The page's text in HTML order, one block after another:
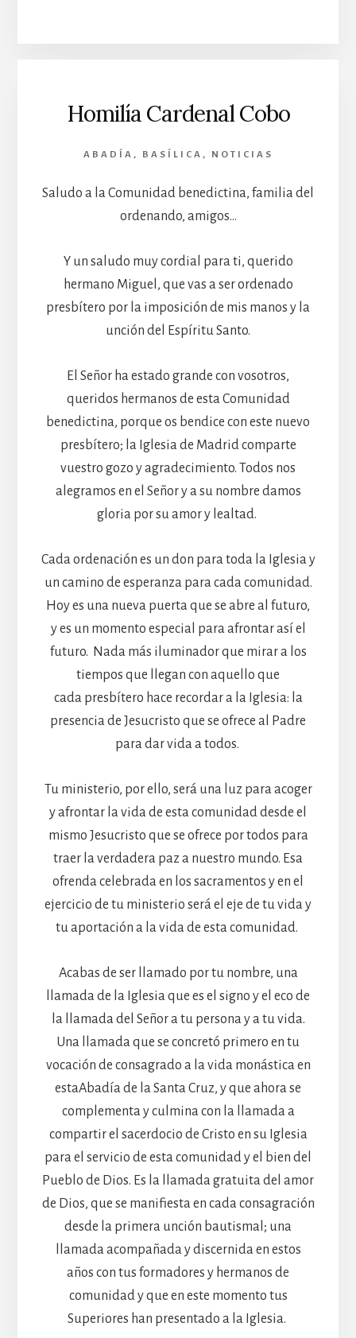
Homilía Cardenal Cobo
ABADÍA , BASÍLICA , NOTICIAS
Saludo a la Comunidad benedictina, familia del
ordenando, amigos…
Y un saludo muy cordial para ti, querido
hermano Miguel, que vas a ser ordenado
presbítero por la imposición de mis manos y la
unción del Espíritu Santo.
El Señor ha estado grande con vosotros,
queridos hermanos de esta Comunidad
benedictina, porque os bendice con este nuevo
presbítero; la Iglesia de Madrid comparte
vuestro gozo y agradecimiento. Todos nos
alegramos en el Señor y a su nombre damos
gloria por su amor y lealtad.
Cada ordenación es un don para toda la Iglesia y
un camino de esperanza para cada comunidad.
Hoy es una nueva puerta que se abre al futuro,
y es un momento especial para afrontar así el
futuro. Nada más iluminador que mirar a los
tiempos que llegan con aquello que
cada presbítero hace recordar a la Iglesia: la
presencia de Jesucristo que se ofrece al Padre
para dar vida a todos.
Tu ministerio, por ello, será una luz para acoger
y afrontar la vida de esta comunidad desde el
mismo Jesucristo que se ofrece por todos para
traer la verdadera paz a nuestro mundo. Esa
ofrenda celebrada en los sacramentos y en el
ejercicio de tu ministerio será el eje de tu vida y
tu aportación a la vida de esta comunidad.
Acabas de ser llamado por tu nombre, una
llamada de la Iglesia que es el signo y el eco de
la llamada del Señor a tu persona y a tu vida.
Una llamada que se concretó primero en tu
vocación de consagrado a la vida monástica en
estaAbadía de la Santa Cruz, y que ahora se
complementa y culmina con la llamada a
compartir el sacerdocio de Cristo en su Iglesia
para el servicio de esta comunidad y el bien del
Pueblo de Dios. Es la llamada gratuita del amor
de Dios, que se manifiesta en cada consagración
desde la primera unción bautismal; una
llamada acompañada y discernida en estos
años con tus formadores y hermanos de
comunidad y que en este momento tus
Superiores han presentado a la Iglesia.